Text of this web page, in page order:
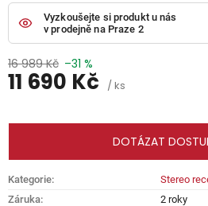
Vyzkoušejte si produkt u nás
v prodejně na Praze 2
16 989 Kč –31 %
11 690 Kč / ks
cena:
Kategorie:
Stereo
Záruka: 2 roky
DOTÁZAT